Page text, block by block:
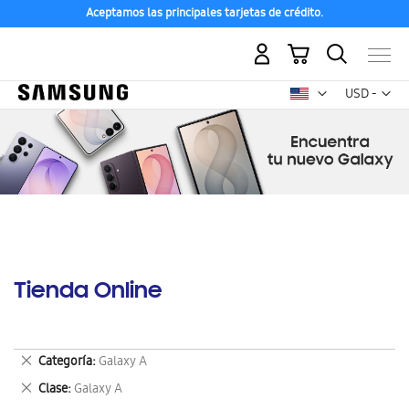
Aceptamos las principales tarjetas de crédito.
USD -
dólar
Mi carrito
Tienda Online
Categoría Galaxy A
Eliminar
este
artículo
Clase Galaxy A
Eliminar